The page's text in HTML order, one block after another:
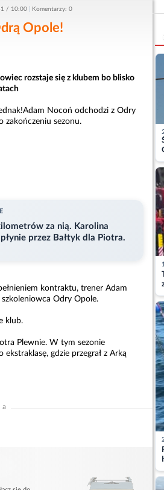
/ 10:00 Komentarzy: 0
Opole!
rozstaje się z klubem bo blisko
Nocoń odchodzi z Odry
zakończeniu sezonu.
za nią. Karolina
przez Bałtyk dla Piotra.
kontraktu, trener Adam
Odry Opole.
klub.
Plewnie. W tym sezonie
gdzie przegrał z Arką